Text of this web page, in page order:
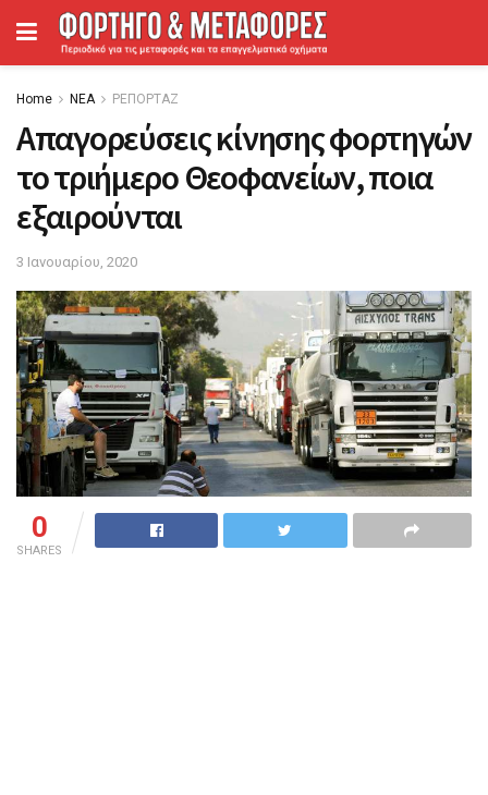
Home ΝΕΑ ΡΕΠΟΡΤΑΖ
Απαγορεύσεις κίνησης φορτηγών
το τριήμερο Θεοφανείων, ποια
εξαιρούνται
3 Ιανουαρίου, 2020
0
SHARES